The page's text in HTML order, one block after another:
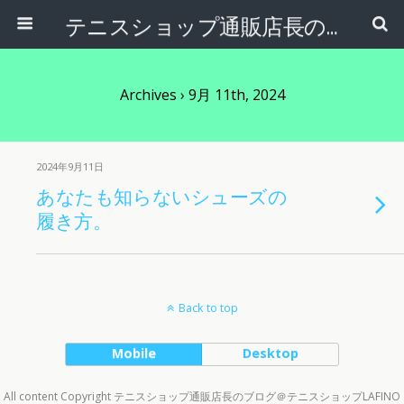
テニスショップ通販店長のブログ＠テニスショップLAFINO 西山克久
Archives › 9月 11th, 2024
2024年9月11日
あなたも知らないシューズの
履き方。
Back to top
Mobile Desktop
All content Copyright テニスショップ通販店長のブログ＠テニスショップLAFINO